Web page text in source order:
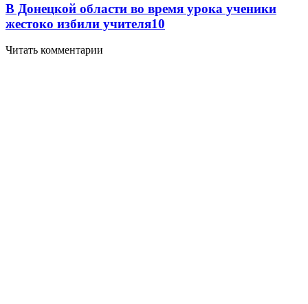
В Донецкой области во время урока ученики
жестоко избили учителя10
Читать комментарии